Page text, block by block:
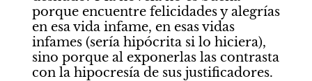
porque encuentre felicidades y alegrías
en esa vida infame, en esas vidas
infames (sería hipócrita si lo hiciera),
sino porque al exponerlas las contrasta
con la hipocresía de sus justificadores.